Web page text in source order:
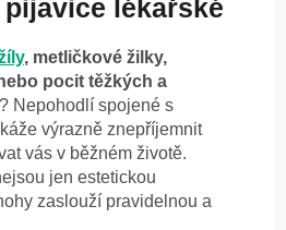
lékařské
, metličkové žilky,
pocit těžkých a
? Nepohodlí spojené s
výrazně znepříjemnit
vás v běžném životě.
jen estetickou
zaslouží pravidelnou a